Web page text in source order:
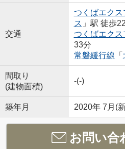
交通
つくばエクス
ス 」駅 徒歩
つくばエクス
33分
常磐緩行線 「
間取り
(建物面積)
-(-)
築年月 2020年 7月(
お問い合